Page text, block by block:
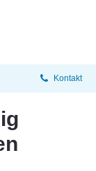
Kontakt